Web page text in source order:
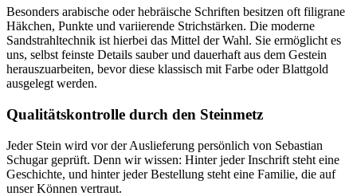
Besonders arabische oder hebräische Schriften besitzen oft filigrane
Häkchen, Punkte und variierende Strichstärken. Die moderne
Sandstrahltechnik ist hierbei das Mittel der Wahl. Sie ermöglicht es
uns, selbst feinste Details sauber und dauerhaft aus dem Gestein
herauszuarbeiten, bevor diese klassisch mit Farbe oder Blattgold
ausgelegt werden.
Qualitätskontrolle durch den Steinmetz
Jeder Stein wird vor der Auslieferung persönlich von Sebastian
Schugar geprüft. Denn wir wissen: Hinter jeder Inschrift steht eine
Geschichte, und hinter jeder Bestellung steht eine Familie, die auf
unser Können vertraut.